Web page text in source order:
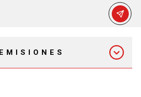
EMISIONES
EXPRESS